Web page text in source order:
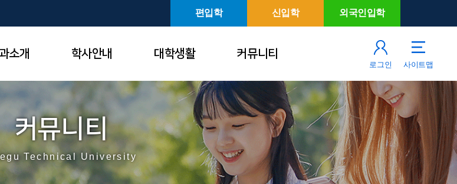
편입학 신입학 외국인입학
소개 학사안내 대학생활 커뮤니티
로그인 사이트맵
커뮤니티
Technical University